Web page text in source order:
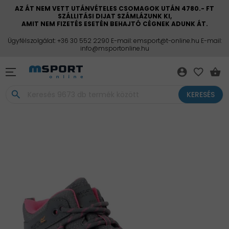
AZ ÁT NEM VETT UTÁNVÉTELES CSOMAGOK UTÁN 4780.- FT
SZÁLLITÁSI DIJAT SZÁMLÁZUNK KI,
AMIT NEM FIZETÉS ESETÉN BEHAJTÓ CÉGNEK ADUNK ÁT.
Ügyfélszolgálat: +36 30 552 2290 E-mail: emsport@t-online.hu E-mail:
info@msportonline.hu
account_circle favorite_border shopping_basket
search KERESÉS